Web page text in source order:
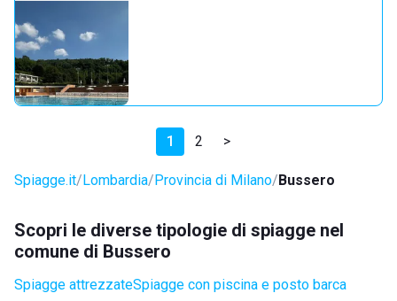
1 2 >
Spiagge.it Lombardia Provincia di Milano Bussero
Scopri le diverse tipologie di spiagge nel
comune di Bussero
Spiagge attrezzateSpiagge con piscina e posto barca